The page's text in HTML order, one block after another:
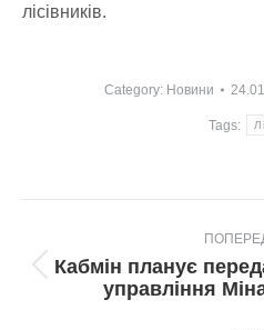
лісівників.
Category: Новини
Tags:
navigation
Кабмін планує
управління